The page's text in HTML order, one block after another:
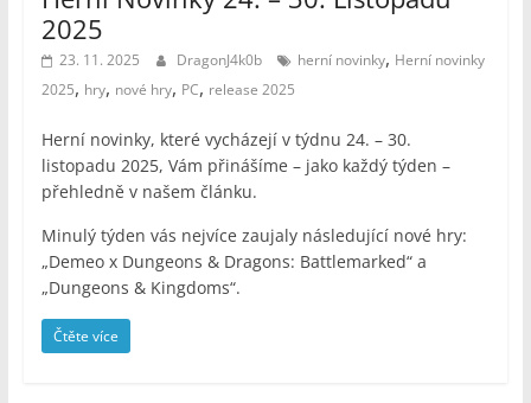
2025
23. 11. 2025 DragonJ4k0b herní novinky, Herní novinky
2025, hry, nové hry, PC, release 2025
Herní novinky, které vycházejí v týdnu 24. – 30.
listopadu 2025, Vám přinášíme – jako každý týden –
přehledně v našem článku.
Minulý týden vás nejvíce zaujaly následující nové hry:
„Demeo x Dungeons & Dragons: Battlemarked“ a
„Dungeons & Kingdoms“.
Čtěte více